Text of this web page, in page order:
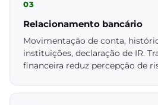
03
Relacionamento bancário
Movimentação de conta,
instituições, declaração de IR.
financeira reduz percepção de